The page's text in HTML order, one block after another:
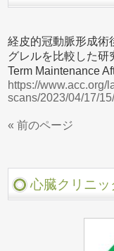
経皮的冠動脈形成術
グレルを比較した研
Term Maintenance
https://www.acc.org/
scans/2023/04/17/
« 前のページ
心臓クリニ